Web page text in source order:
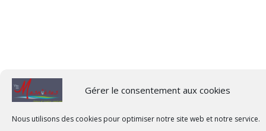
Gérer le consentement aux cookies
Nous utilisons des cookies pour optimiser notre site web et notre service.